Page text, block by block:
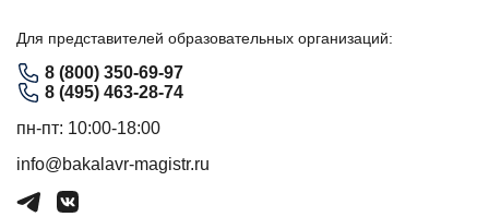
Для представителей образовательных организаций:
8 (800) 350-69-97
8 (495) 463-28-74
пн-пт: 10:00-18:00
info@bakalavr-magistr.ru